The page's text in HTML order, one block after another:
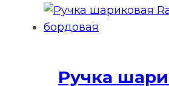
Ручка